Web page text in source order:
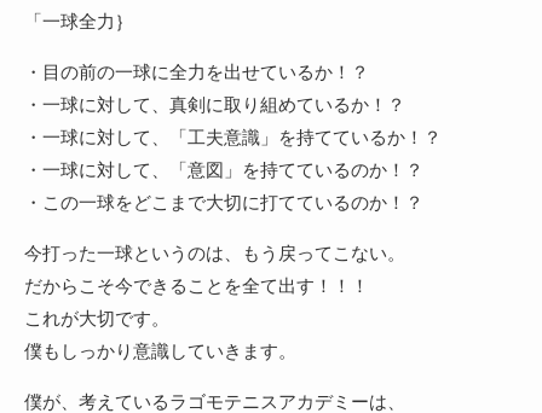
「一球全力｝
・目の前の一球に全力を出せているか！？
・一球に対して、真剣に取り組めているか！？
・一球に対して、「工夫意識」を持てているか！？
・一球に対して、「意図」を持てているのか！？
・この一球をどこまで大切に打てているのか！？
今打った一球というのは、もう戻ってこない。
だからこそ今できることを全て出す！！！
これが大切です。
僕もしっかり意識していきます。
僕が、考えているラゴモテニスアカデミーは、